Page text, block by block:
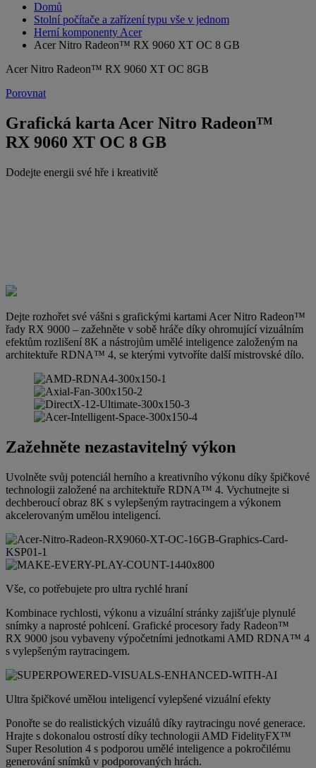
Domů
Stolní počítače a zařízení typu vše v jednom
Herní komponenty Acer
Acer Nitro Radeon™ RX 9060 XT OC 8 GB
Acer Nitro Radeon™ RX 9060 XT OC 8GB
Porovnat
Grafická karta Acer Nitro Radeon™
RX 9060 XT OC 8 GB
Dodejte energii své hře i kreativitě
Dejte rozhořet své vášni s grafickými kartami Acer Nitro Radeon™
řady RX 9000 – zažehněte v sobě hráče díky ohromující vizuálním
efektům rozlišení 8K a nástrojům umělé inteligence založeným na
architektuře RDNA™ 4, se kterými vytvoříte další mistrovské dílo.
Zažehněte nezastavitelný výkon
Uvolněte svůj potenciál herního a kreativního výkonu díky špičkové
technologii založené na architektuře RDNA™ 4. Vychutnejte si
dechberoucí obraz 8K s vylepšeným raytracingem a výkonem
akcelerovaným umělou inteligencí.
Vše, co potřebujete pro ultra rychlé hraní
Kombinace rychlosti, výkonu a vizuální stránky zajišťuje plynulé
snímky a naprosté pohlcení. Grafické procesory řady Radeon™
RX 9000 jsou vybaveny výpočetními jednotkami AMD RDNA™ 4
s vylepšeným raytracingem.
Ultra špičkové umělou inteligencí vylepšené vizuální efekty
Ponořte se do realistických vizuálů díky raytracingu nové generace.
Hrajte s dokonalou ostrostí díky technologii AMD FidelityFX™
Super Resolution 4 s podporou umělé inteligence a pokročilému
generování snímků v podporovaných hrách.